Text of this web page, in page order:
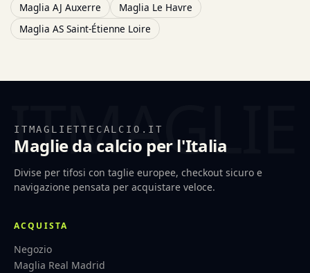
Maglia AJ Auxerre
Maglia Le Havre
Maglia AS Saint-Étienne Loire
ITMAGLIETTECALCIO.IT
Maglie da calcio per l'Italia
Divise per tifosi con taglie europee, checkout sicuro e
navigazione pensata per acquistare veloce.
ACQUISTA
Negozio
Maglia Real Madrid